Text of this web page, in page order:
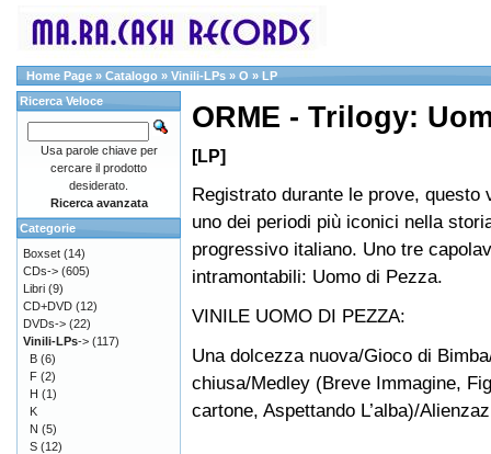
Home Page » Catalogo » Vinili-LPs » O » LP
ORME - Trilogy:
[LP]
Registrato durante le prove, questo
uno dei periodi più iconici nella
progressivo italiano. Uno tre
intramontabili: Uomo di Pezza.
VINILE UOMO DI PEZZA:
Una dolcezza nuova/Gioco di
chiusa/Medley (Breve Immagine,
cartone, Aspettando L’alba)/
Ricerca Veloce
Usa parole chiave per
cercare il prodotto
desiderato.
Ricerca avanzata
Categorie
Boxset (14)
CDs-> (605)
Libri (9)
CD+DVD (12)
DVDs-> (22)
Vinili-LPs-> (117)
B (6)
F (2)
H (1)
K
N (5)
S (12)